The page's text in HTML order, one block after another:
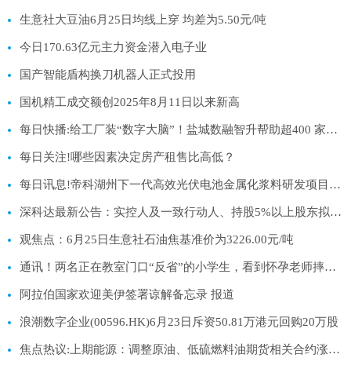
生意社大豆油6月25日均线上穿 均差为5.50元/吨
今日170.63亿元主力资金潜入电子业
国产智能盾构换刀机器人正式投用
国机精工成交额创2025年8月11日以来新高
每日快播:给工厂装“数字大脑”！盐城数融智升帮助超400 家中小企业升级“智能制造”
每日关注!哪些因素决定房产租售比高低？
每日讯息!帝科湖州下一代高效光伏电池金属化浆料研发项目备案
深科达最新公告：实控人及一致行动人、持股5%以上股东拟合计减持不超3%股份
观焦点：6月25日生意社石油焦基准价为3226.00元/吨
通讯！两名正在教室门口“反省”的小学生，看到怀孕老师摔倒，飞奔搀扶，事后老师买汉堡炸鸡感谢，学生：当时有点害怕，但更担心老师
阿拉伯国家欢迎美伊签署谅解备忘录 报道
浪潮数字企业(00596.HK)6月23日斥资50.81万港元回购20万股
焦点热议:上期能源：调整原油、低硫燃料油期货相关合约涨跌停板幅度和交易保证金比例